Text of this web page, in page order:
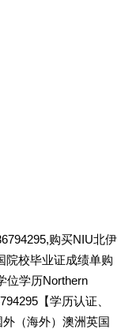
购买NIU北伊
院校毕业证成绩单购
位学历Northern
【学历认证、
（海外）澳洲英国